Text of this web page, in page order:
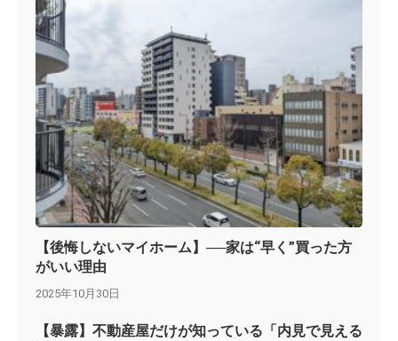
【後悔しないマイホーム】──家は“早く”買った方
がいい理由
2025年10月30日
【暴露】不動産屋だけが知っている「内見で見える